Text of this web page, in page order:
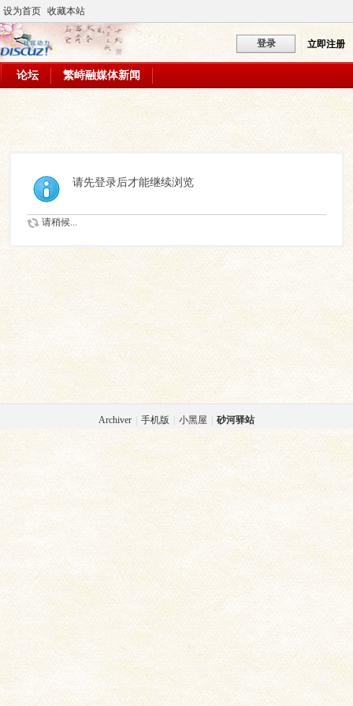
设为首页 收藏本站
登录 立即注册
论坛 繁峙融媒体新闻
请先登录后才能继续浏览
请稍候...
Archiver 手机版 小黑屋 砂河驿站